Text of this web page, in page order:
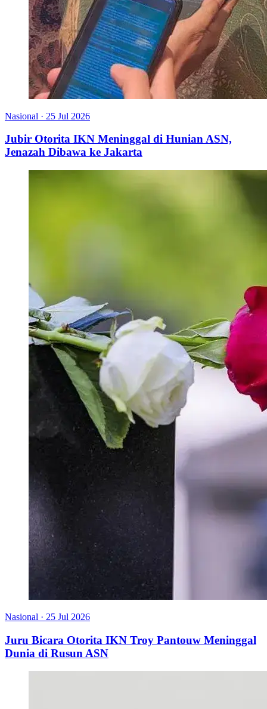
Nasional · 25 Jul 2026
Jubir Otorita IKN Meninggal di Hunian ASN,
Jenazah Dibawa ke Jakarta
Nasional · 25 Jul 2026
Juru Bicara Otorita IKN Troy Pantouw Meninggal
Dunia di Rusun ASN